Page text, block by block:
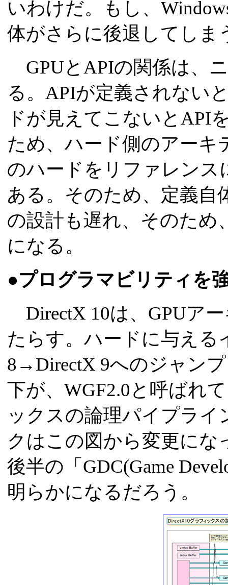
いわけだ。もし、
体がさらに後退してしま
GPUとAPIの関係は、
る。APIが定義されない
ドが見えてこないとAPI
ため、ハード側のアー
のハードをリファレンス
ある。そのため、定義自
の設計も遅れ、そのため
になる。
●プログラマビリティを
DirectX 10は、GPUア
たらす。ハードに与える
8→DirectX 9へのジャン
下が、WGF2.0と呼ばれ
ックスの論理パイプラ
クはこの図から変更に
後半の「GDC(Game
明らかになるだろう。